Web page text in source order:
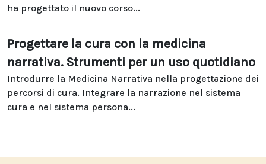
ha progettato il nuovo corso...
Progettare la cura con la medicina
narrativa. Strumenti per un uso quotidiano
Introdurre la Medicina Narrativa nella progettazione dei
percorsi di cura. Integrare la narrazione nel sistema
cura e nel sistema persona...